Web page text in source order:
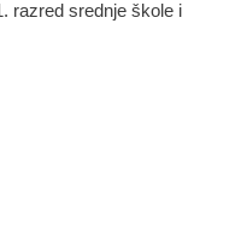
razred srednje škole i